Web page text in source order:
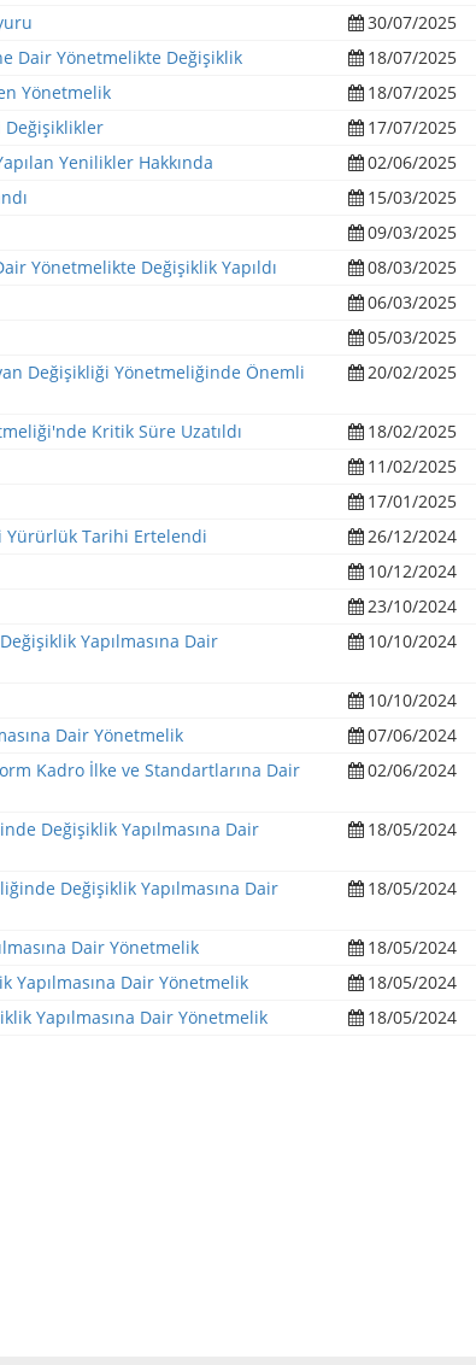
30/07/2025
Dair Yönetmelikte Değişiklik
18/07/2025
Yönetmelik
18/07/2025
Değişiklikler
17/07/2025
Yenilikler Hakkında
02/06/2025
15/03/2025
09/03/2025
Yönetmelikte Değişiklik Yapıldı
08/03/2025
06/03/2025
05/03/2025
Değişikliği Yönetmeliğinde Önemli
20/02/2025
Kritik Süre Uzatıldı
18/02/2025
11/02/2025
17/01/2025
Yürürlük Tarihi Ertelendi
26/12/2024
10/12/2024
23/10/2024
Yapılmasına Dair
10/10/2024
10/10/2024
Dair Yönetmelik
07/06/2024
Kadro İlke ve Standartlarına Dair
02/06/2024
Değişiklik Yapılmasına Dair
18/05/2024
Değişiklik Yapılmasına Dair
18/05/2024
Dair Yönetmelik
18/05/2024
Yapılmasına Dair Yönetmelik
18/05/2024
Yapılmasına Dair Yönetmelik
18/05/2024